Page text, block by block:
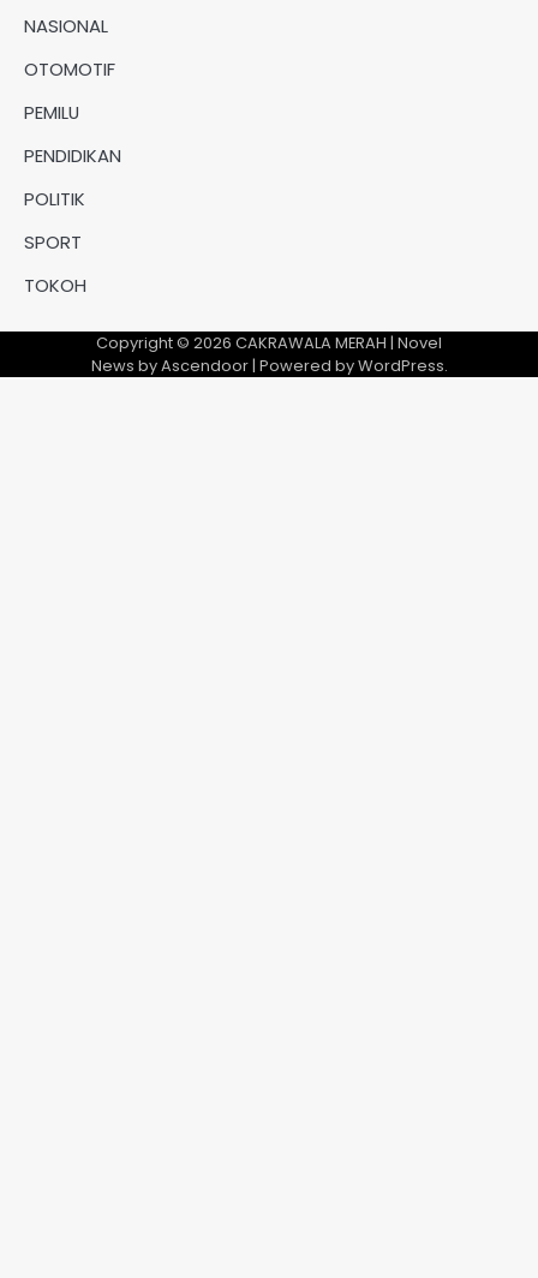
NASIONAL
OTOMOTIF
PEMILU
PENDIDIKAN
POLITIK
SPORT
TOKOH
Copyright © 2026 CAKRAWALA MERAH | Novel
News byAscendoor| Powered byWordPress.